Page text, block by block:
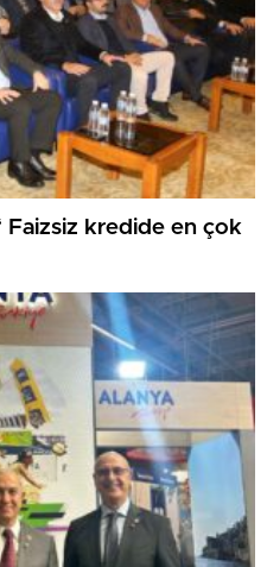
Faizsiz kredide en çok